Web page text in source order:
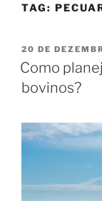
TAG:
PUBLICADO
EM
20 DE
Como
bovinos?